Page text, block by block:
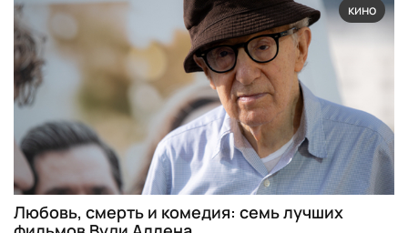
кино
Любовь, смерть и комедия: семь лучших